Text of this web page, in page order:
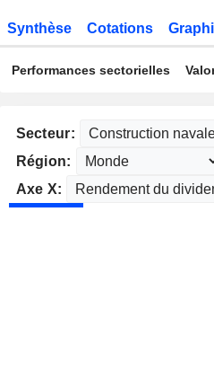
Synthèse Cotations
Performances sectorielles
Secteur:
Région:
Axe X: